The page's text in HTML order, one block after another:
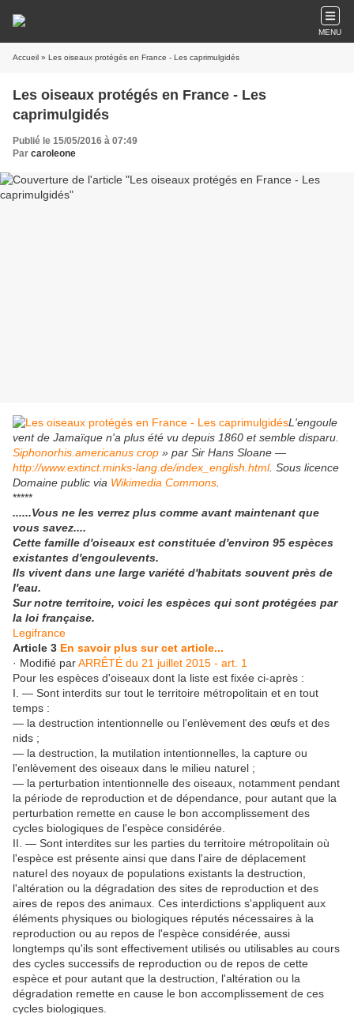
MENU
Accueil » Les oiseaux protégés en France - Les caprimulgidés
Les oiseaux protégés en France - Les
caprimulgidés
Publié le 15/05/2016 à 07:49
Par caroleone
L'engoule
vent de Jamaïque n'a plus été vu depuis 1860 et semble disparu.
Siphonorhis.americanus crop » par Sir Hans Sloane —
http://www.extinct.minks-lang.de/index_english.html. Sous licence
Domaine public via Wikimedia Commons
*****
......Vous ne les verrez plus comme avant maintenant que
vous savez....
Cette famille d'oiseaux est constituée d'environ 95 espèces
existantes d'engoulevents.
Ils vivent dans une large variété d'habitats souvent près de
l'eau.
Sur notre territoire, voici les espèces qui sont protégées par
la loi française.
Legifrance
Article 3 En savoir plus sur cet article...
· Modifié parARRÊTÉ du 21 juillet 2015 - art. 1
Pour les espèces d'oiseaux dont la liste est fixée ci-après :
I. ― Sont interdits sur tout le territoire métropolitain et en tout
temps :
― la destruction intentionnelle ou l'enlèvement des œufs et des
nids ;
― la destruction, la mutilation intentionnelles, la capture ou
l'enlèvement des oiseaux dans le milieu naturel ;
― la perturbation intentionnelle des oiseaux, notamment pendant
la période de reproduction et de dépendance, pour autant que la
perturbation remette en cause le bon accomplissement des
cycles biologiques de l'espèce considérée.
II. ― Sont interdites sur les parties du territoire métropolitain où
l'espèce est présente ainsi que dans l'aire de déplacement
naturel des noyaux de populations existants la destruction,
l'altération ou la dégradation des sites de reproduction et des
aires de repos des animaux. Ces interdictions s'appliquent aux
éléments physiques ou biologiques réputés nécessaires à la
reproduction ou au repos de l'espèce considérée, aussi
longtemps qu'ils sont effectivement utilisés ou utilisables au cours
des cycles successifs de reproduction ou de repos de cette
espèce et pour autant que la destruction, l'altération ou la
dégradation remette en cause le bon accomplissement de ces
cycles biologiques.